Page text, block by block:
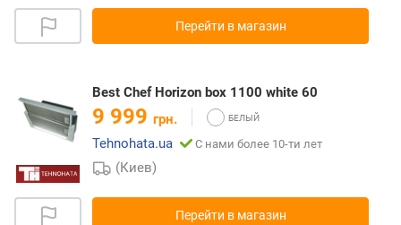
Перейти в магазин
Best Chef Horizon box 1100 white 60
9 999 грн.
Tehnohata.ua
С нами более 10-ти лет
(Киев)
Перейти в магазин